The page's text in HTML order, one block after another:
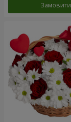
Замовити